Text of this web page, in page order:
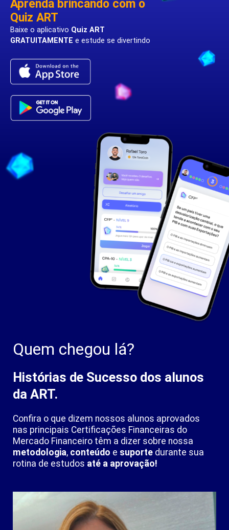
Aprenda brincando com o
Quiz ART
Baixe o aplicativo Quiz ART
GRATUITAMENTE e estude se divertindo
Quem chegou lá?
Histórias de Sucesso dos alunos
da ART.
Confira o que dizem nossos alunos aprovados
nas principais Certificações Financeiras do
Mercado Financeiro têm a dizer sobre nossa
metodologia, conteúdo e suporte durante sua
rotina de estudos até a aprovação!